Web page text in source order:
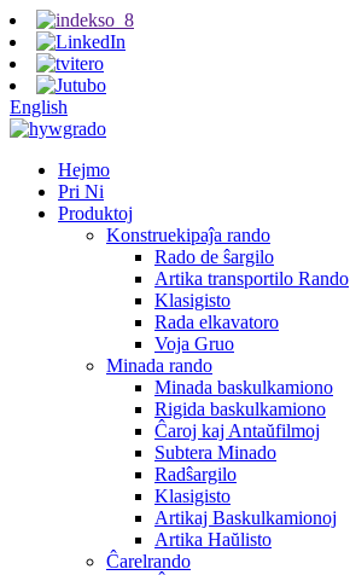
English
Hejmo
Pri Ni
Produktoj
Konstruekipaĵa rando
Rado de ŝargilo
Artika transportilo Rando
Klasigisto
Rada elkavatoro
Voja Gruo
Minada rando
Minada baskulkamiono
Rigida baskulkamiono
Ĉaroj kaj Antaŭfilmoj
Subtera Minado
Radŝargilo
Klasigisto
Artikaj Baskulkamionoj
Artika Haŭlisto
Ĉarelrando